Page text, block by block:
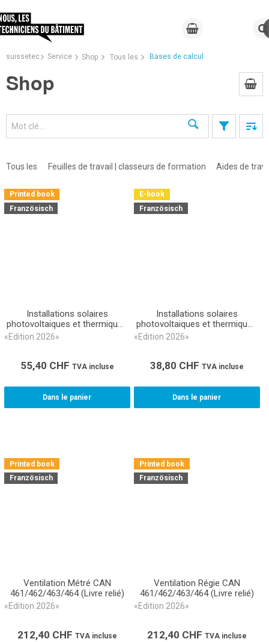
suissetec Service Shop Tous les Bases de calcul
Shop
Recherche
Tous les Feuilles de travail | classeurs de formation Aides de
Printed book
Französisch
Installations solaires
photovoltaiques et thermiques
Métré CAN 368 (Livre relié)
«Edition 2026»
55,40 CHF TVA incluse
Dans le panier
E-book
Französisch
Installations solaires
photovoltaiques et thermiques
Métré CAN 368 (ebook)
«Edition 2026»
38,80 CHF TVA incluse
Dans le panier
Printed book
Französisch
Ventilation Métré CAN
461/462/463/464 (Livre relié)
«Edition 2026»
212,40 CHF TVA incluse
Printed book
Französisch
Ventilation Régie CAN
461/462/463/464 (Livre relié)
«Edition 2026»
212,40 CHF TVA incluse